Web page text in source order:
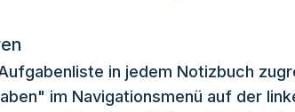
in jedem Notizbuch
im Navigationsmenü auf der